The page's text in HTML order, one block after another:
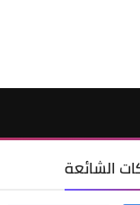
الشائعة